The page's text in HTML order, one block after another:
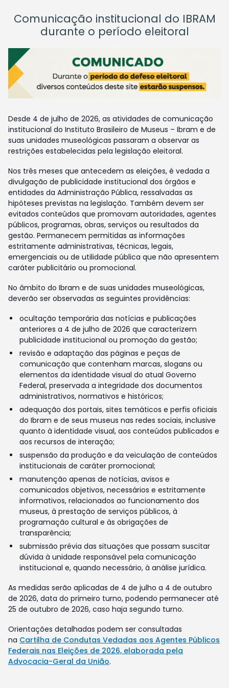
Comunicação institucional do IBRAM
durante o período eleitoral
Desde 4 de julho de 2026, as atividades de comunicação
institucional do Instituto Brasileiro de Museus – Ibram e de
suas unidades museológicas passaram a observar as
restrições estabelecidas pela legislação eleitoral.
Nos três meses que antecedem as eleições, é vedada a
divulgação de publicidade institucional dos órgãos e
entidades da Administração Pública, ressalvadas as
hipóteses previstas na legislação. Também devem ser
evitados conteúdos que promovam autoridades, agentes
públicos, programas, obras, serviços ou resultados da
gestão. Permanecem permitidas as informações
estritamente administrativas, técnicas, legais,
emergenciais ou de utilidade pública que não apresentem
caráter publicitário ou promocional.
No âmbito do Ibram e de suas unidades museológicas,
deverão ser observadas as seguintes providências:
ocultação temporária das notícias e publicações
anteriores a 4 de julho de 2026 que caracterizem
publicidade institucional ou promoção da gestão;
revisão e adaptação das páginas e peças de
comunicação que contenham marcas, slogans ou
elementos da identidade visual do atual Governo
Federal, preservada a integridade dos documentos
administrativos, normativos e históricos;
adequação dos portais, sites temáticos e perfis oficiais
do Ibram e de seus museus nas redes sociais, inclusive
quanto à identidade visual, aos conteúdos publicados e
aos recursos de interação;
suspensão da produção e da veiculação de conteúdos
institucionais de caráter promocional;
manutenção apenas de notícias, avisos e
comunicados objetivos, necessários e estritamente
informativos, relacionados ao funcionamento dos
museus, à prestação de serviços públicos, à
programação cultural e às obrigações de
transparência;
submissão prévia das situações que possam suscitar
dúvida à unidade responsável pela comunicação
institucional e, quando necessário, à análise jurídica.
As medidas serão aplicadas de 4 de julho a 4 de outubro
de 2026, data do primeiro turno, podendo permanecer até
25 de outubro de 2026, caso haja segundo turno.
Orientações detalhadas podem ser consultadas
na Cartilha de Condutas Vedadas aos Agentes Públicos
Federais nas Eleições de 2026, elaborada pela
Advocacia-Geral da União.